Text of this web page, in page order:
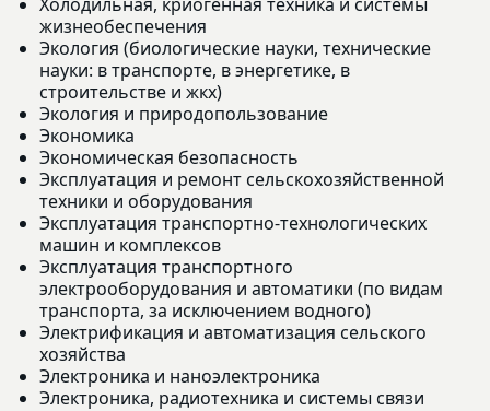
жизнеобеспечения
Экология (биологические науки, технические
науки: в транспорте, в энергетике, в
строительстве и жкх)
Экология и природопользование
Экономика
Экономическая безопасность
Эксплуатация и ремонт сельскохозяйственной
техники и оборудования
Эксплуатация транспортно-технологических
машин и комплексов
Эксплуатация транспортного
электрооборудования и автоматики (по видам
транспорта, за исключением водного)
Электрификация и автоматизация сельского
хозяйства
Электроника и наноэлектроника
Электроника, радиотехника и системы связи